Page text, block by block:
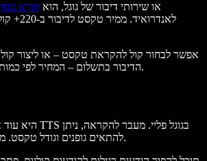
Google TTS, או שירותי דיבור של גוגל, הוא קורא
אפשר לבחור קול להקראת טקסט – או ליצור
הדיבור בתשלום – המחיר לפי כמות תווים שמומרים לאודיו.
להתאים גופנים וגודל טקסט. מוגבלת לאנדרואיד בלבד.